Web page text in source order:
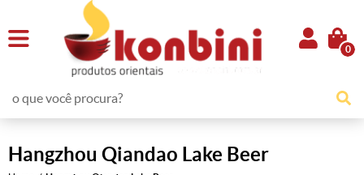
0
Hangzhou Qiandao Lake Beer